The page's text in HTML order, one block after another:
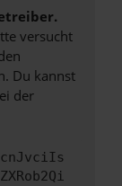
versucht
Du kannst
der